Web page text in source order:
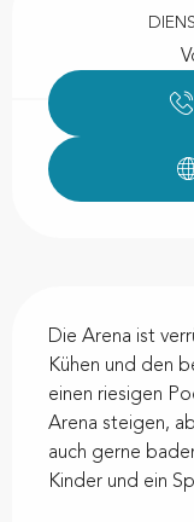
Die Arena ist
Kühen und den
einen riesigen
Arena steigen,
auch gerne
Kinder und ein